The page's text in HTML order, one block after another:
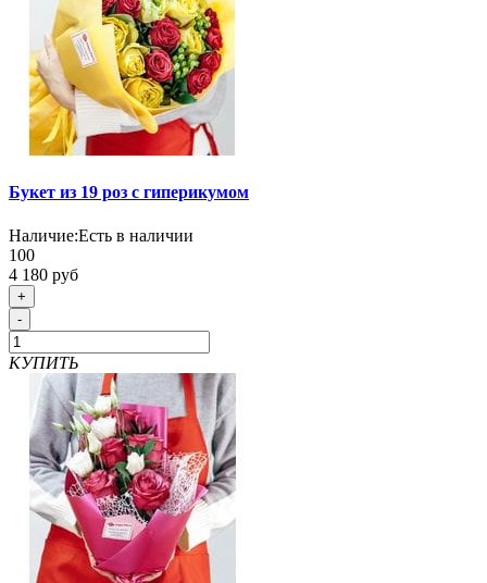
Букет из 19 роз с гиперикумом
Наличие:Есть в наличии
100
4 180 руб
+
-
КУПИТЬ